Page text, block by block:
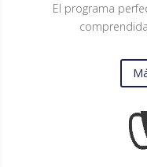
El programa